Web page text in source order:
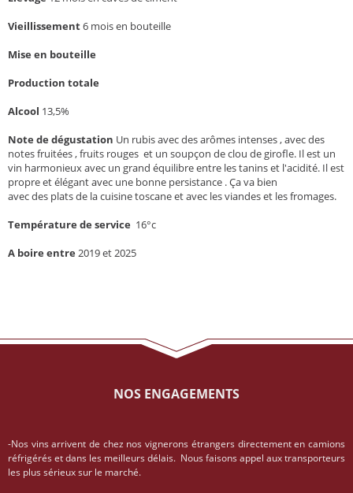
Vieillissement6 mois en bouteille
Mise en bouteille
Production totale
Alcool 13,5%
Note de dégustation Un rubis avec des arômes intenses , avec des
notes fruitées , fruits rouges et un soupçon de clou de girofle. Il est un
vin harmonieux avec un grand équilibre entre les tanins et l'acidité. Il est
propre et élégant avec une bonne persistance . Ça va bien
avec des plats de la cuisine toscane et avec les viandes et les fromages.
Température de service 16°c
A boire entre 2019 et 2025
NOS ENGAGEMENTS
-Nos vins arrivent de chez nos vignerons étrangers directement en camions
réfrigérés et dans les meilleurs délais. Nous faisons appel aux transporteurs
les plus sérieux sur le marché.